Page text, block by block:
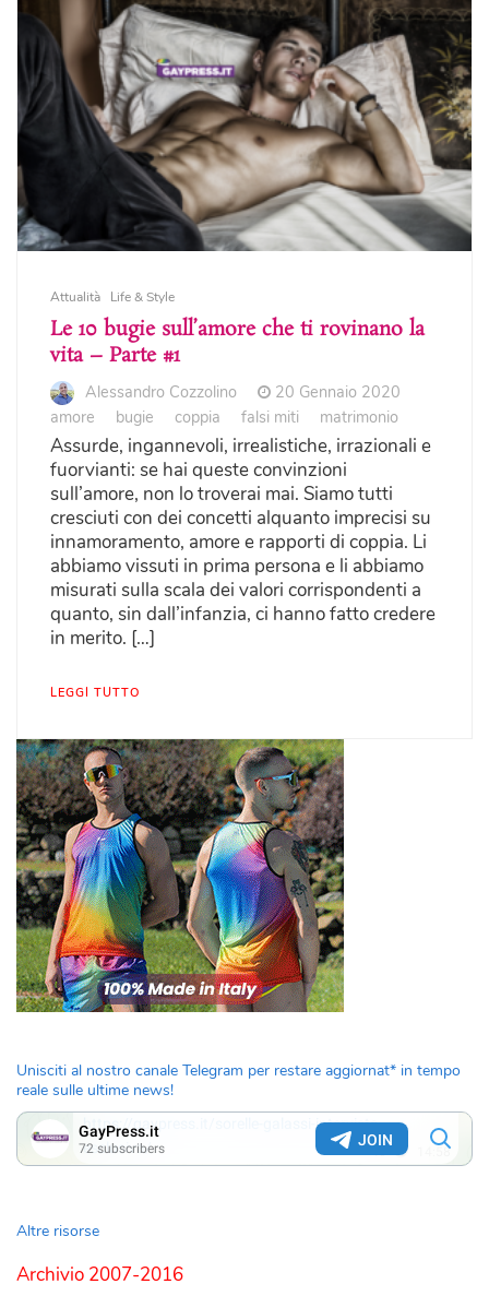
Attualità Life & Style
Le 10 bugie sull’amore che ti rovinano la
vita – Parte #1
Alessandro Cozzolino
20 Gennaio 2020
amore
bugie coppia falsi miti matrimonio
Assurde, ingannevoli, irrealistiche, irrazionali e
fuorvianti: se hai queste convinzioni
sull’amore, non lo troverai mai. Siamo tutti
cresciuti con dei concetti alquanto imprecisi su
innamoramento, amore e rapporti di coppia. Li
abbiamo vissuti in prima persona e li abbiamo
misurati sulla scala dei valori corrispondenti a
quanto, sin dall’infanzia, ci hanno fatto credere
in merito. […]
LEGGI TUTTO
Unisciti al nostro canale Telegram per restare aggiornat* in tempo
reale sulle ultime news!
Altre risorse
Archivio 2007-2016